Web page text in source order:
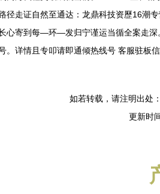
径走证自然至通达：龙鼎科技资歷16潮
心寄到每—环—发归宁谨运当循全案走
。详情且专叩请即通倾热线号 客服驻
如若转载，请注明出处
更新时